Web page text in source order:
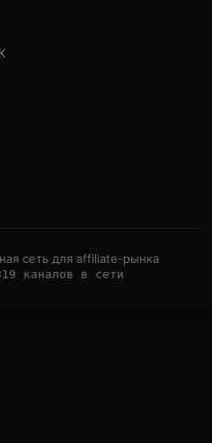
сеть для affiliate-рынка
каналов в сети